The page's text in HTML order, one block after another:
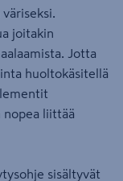
joitakin
Jotta
huoltokäsitellä
nopea liittää
sisältyvät